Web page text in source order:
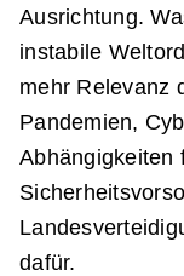
Ausrichtung.
instabile
mehr Relevanz
Pandemien,
Abhängigkeiten
dafür.